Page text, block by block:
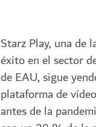
Starz Play, una de
éxito en el sector
de EAU, sigue
plataforma de
antes de la